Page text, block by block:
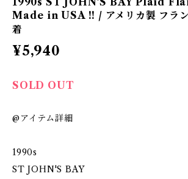
Made in USA !! / アメリカ製 フラ
着
¥5,940
SOLD OUT
@アイテム詳細
1990s
ST JOHN'S BAY